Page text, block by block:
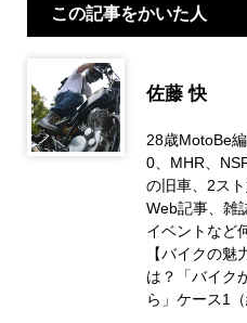
この記事をかいた人
佐藤 快
28歳MotoBe
0、MHR、
の旧車、2ス
Web記事、雑
イベントなど
【バイクの
は？「バイク
ら」ケース1（